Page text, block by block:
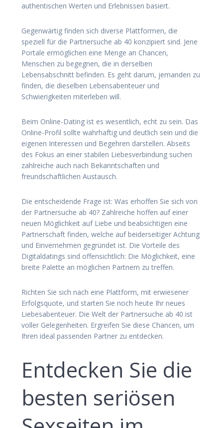
authentischen Werten und Erlebnissen basiert.
Gegenwärtig finden sich diverse Plattformen, die
speziell für die Partnersuche ab 40 konzipiert sind. Jene
Portale ermöglichen eine Menge an Chancen,
Menschen zu begegnen, die in derselben
Lebensabschnitt befinden. Es geht darum, jemanden zu
finden, die dieselben Lebensabenteuer und
Schwierigkeiten miterleben will.
Beim Online-Dating ist es wesentlich, echt zu sein. Das
Online-Profil sollte wahrhaftig und deutlich sein und die
eigenen Interessen und Begehren darstellen. Abseits
des Fokus an einer stabilen Liebesverbindung suchen
zahlreiche auch nach Bekanntschaften und
freundschaftlichen Austausch.
Die entscheidende Frage ist: Was erhoffen Sie sich von
der Partnersuche ab 40? Zahlreiche hoffen auf einer
neuen Möglichkeit auf Liebe und beabsichtigen eine
Partnerschaft finden, welche auf beiderseitiger Achtung
und Einvernehmen gegründet ist. Die Vorteile des
Digitaldatings sind offensichtlich: Die Möglichkeit, eine
breite Palette an möglichen Partnern zu treffen.
Richten Sie sich nach eine Plattform, mit erwiesener
Erfolgsquote, und starten Sie noch heute Ihr neues
Liebesabenteuer. Die Welt der Partnersuche ab 40 ist
voller Gelegenheiten. Ergreifen Sie diese Chancen, um
Ihren ideal passenden Partner zu entdecken.
Entdecken Sie die
besten seriösen